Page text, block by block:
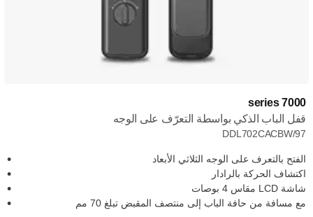
7000 series
قفل الباب الذكي بواسطة التعرّف على الوجه
DDL702CACBW/97
الفتح بالتعرف على الوجه الثلاثي الأبعاد
اكتشاف الحركة بالرادار
شاشة LCD مقاس 4 بوصات
مع مسافة من حافة الباب إلى منتصف المقبض تبلغ 70 مم